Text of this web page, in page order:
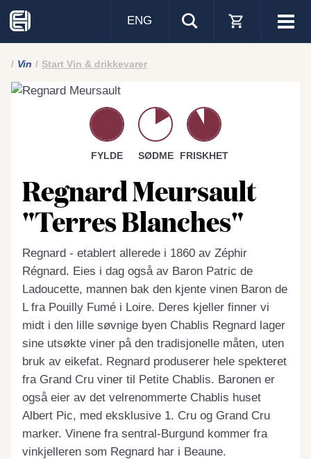
Visa
ENG
Vin Start Vin & drikkevarer
FYLDE SØDME FRISKHET
Regnard Meursault
"Terres Blanches"
Regnard - etablert allerede i 1860 av Zéphir
Régnard. Eies i dag også av Baron Patric de
Ladoucette, mannen bak den kjente vinen Baron de
L fra Pouilly Fumé i Loire. Deres kjeller finner vi
midt i den lille søvnige byen Chablis Regnard lager
sine utsøkte viner på den tradisjonelle måten, uten
bruk av eikefat. Regnard produserer hele spekteret
fra Grand Cru viner til Petite Chablis. Baronen er
også eier av det velrenommerte Chablis huset
Albert Pic, med eksklusive 1. Cru og Grand Cru
marker. Vinene fra sentral-Burgund kommer fra
vinkjelleren som Regnard har i Beaune.